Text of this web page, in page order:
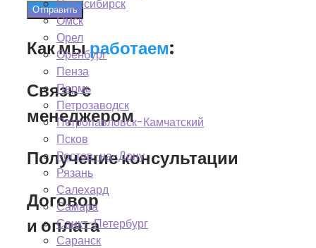
Новосибирск
Омск
Орел
Оренбург
Пенза
Пермь
Петрозаводск
Петропавловск-Камчатский
Псков
Ростов-на-Дону
Рязань
Салехард
Самара
Санкт-Петербург
Саранск
Отправить
Как мыработаем:
Связь с
менеджером
Получение консультации
Договор
и оплата